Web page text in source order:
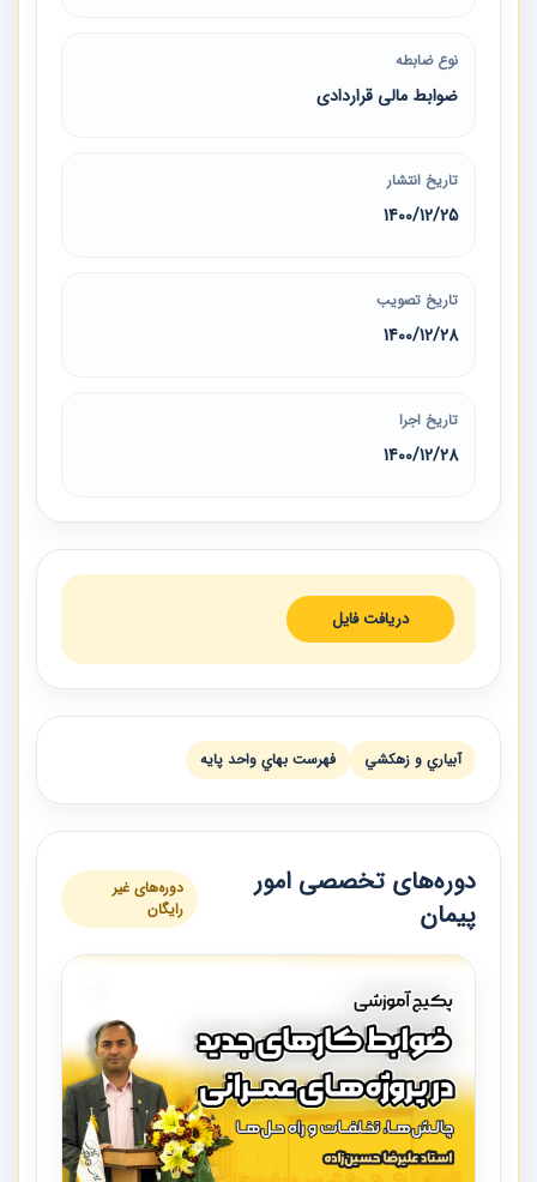
نوع ضابطه
ضوابط مالی قراردادی
تاریخ انتشار
1400/12/25
تاریخ تصویب
1400/12/28
تاریخ اجرا
1400/12/28
دریافت فایل
آبياري و زهكشي فهرست بهاي واحد پايه
دوره‌های تخصصی امور
پیمان
دوره‌های غیر
رایگان